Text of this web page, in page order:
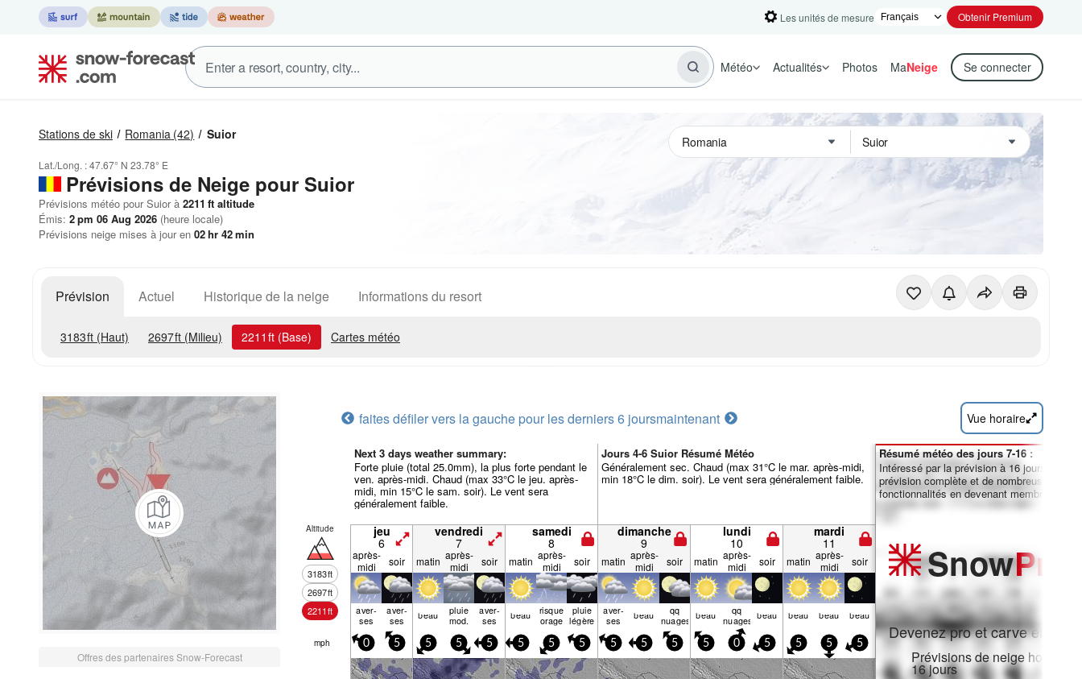
Les unités de mesure Obtenir Premium
Météo Actualités Photos MaNeige Se connecter
Stations de ski Romania (42) Suior
Lat./Long. :47.67° N 23.78° E
Prévisions de Neige pour Suior
Prévisions météo pour Suior à 2211 ft altitude
Émis: 2 pm 06 Aug 2026 (heure locale)
Prévisions neige mises à jour en 02hr 42min
Prévision Actuel Historique de la neige Informations du resort
3183ft (Haut) 2697ft (Milieu) 2211 ft (Base) Cartes météo
Offres des partenaires Snow-Forecast
faites défiler vers la gauche pour les derniers 6 joursmaintenant Vue horaire
Next 3 days weather summary:
Forte pluie (total 25.0mm), la plus forte pendant le
ven. après-midi. Chaud (max 33°C le jeu. après-
midi, min 15°C le sam. soir). Le vent sera
généralement faible.
Jours 4-6 Suior Résumé Météo
Généralement sec. Chaud (max 31°C le mar. après-midi,
min 18°C le dim. soir). Le vent sera généralement faible.
Altitude
3183ft
2697ft
2211ft
jeu
6
vendredi
7
samedi
8
dimanche
9
lundi
10
mardi
11
après-
midi
soir matin après-
midi
soir matin après-
midi
soir matin après-
midi
soir matin après-
midi
soir matin après-
midi
soir
aver­
ses
aver­
ses beau pluie
mod.
aver­
ses beau risque
orage
pluie
légère
aver­
ses beau qq
nuages beau qq
nuages beau beau beau beau
mph 0 5 5 5 5 5 5 5 5 5 5 5 0 5 5 5 5
Résumé météo des jours 7-16 :
Intéressé par la prévision à 16 jours ?
prévision complète et de nombreuses
fonctionnalités en devenant membre Pro.
SnowPro
Devenez pro et carve en:
Prévisions de neige horaires
16 jours